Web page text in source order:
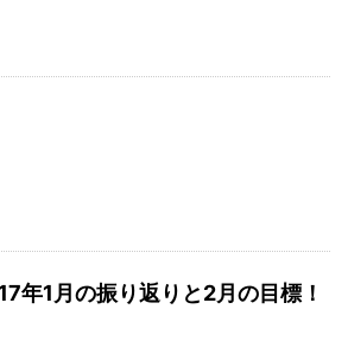
年1月の振り返りと2月の目標！